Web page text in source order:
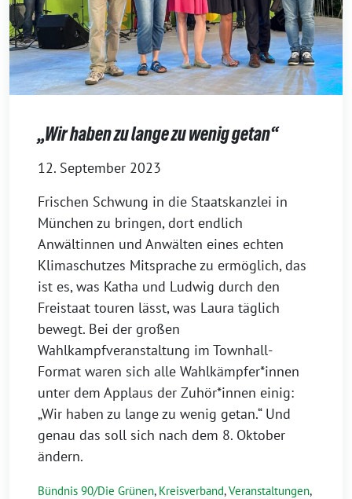
„Wir haben zu lange zu wenig getan“
12. September 2023
Frischen Schwung in die Staatskanzlei in
München zu bringen, dort endlich
Anwältinnen und Anwälten eines echten
Klimaschutzes Mitsprache zu ermöglich, das
ist es, was Katha und Ludwig durch den
Freistaat touren lässt, was Laura täglich
bewegt. Bei der großen
Wahlkampfveranstaltung im Townhall-
Format waren sich alle Wahlkämpfer*innen
unter dem Applaus der Zuhör*innen einig:
„Wir haben zu lange zu wenig getan.“ Und
genau das soll sich nach dem 8. Oktober
ändern.
Bündnis 90/Die Grünen, Kreisverband,Veranstaltungen,